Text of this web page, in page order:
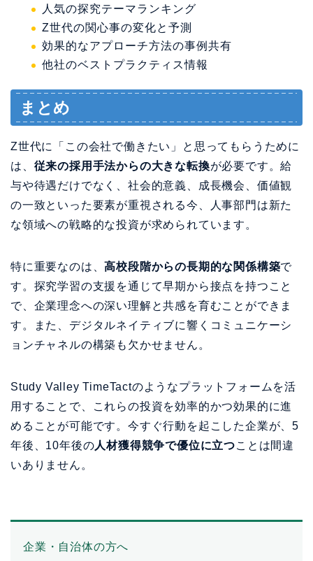
人気の探究テーマランキング
Z世代の関心事の変化と予測
効果的なアプローチ方法の事例共有
他社のベストプラクティス情報
まとめ
Z世代に「この会社で働きたい」と思ってもらうために
は、 従来の採用手法からの大きな転換が必要です。給
与や待遇だけでなく、社会的意義、成長機会、価値観
の一致といった要素が重視される今、人事部門は新た
な領域への戦略的な投資が求められています。
特に重要なのは、高校段階からの長期的な関係構築で
す。探究学習の支援を通じて早期から接点を持つこと
で、企業理念への深い理解と共感を育むことができま
す。また、デジタルネイティブに響くコミュニケーシ
ョンチャネルの構築も欠かせません。
Study Valley TimeTactのようなプラットフォームを活
用することで、これらの投資を効率的かつ効果的に進
めることが可能です。今すぐ行動を起こした企業が、5
年後、10年後の人材獲得競争で優位に立つことは間違
いありません。
企業・自治体の方へ